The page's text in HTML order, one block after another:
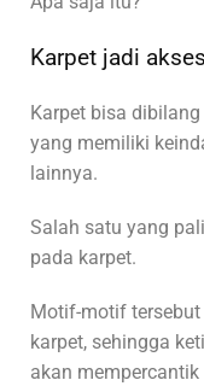
Karpet jadi
Karpet bisa
yang memiliki
lainnya.
Salah satu yang
pada karpet.
Motif-motif
karpet, sehingga
akan mempercantik